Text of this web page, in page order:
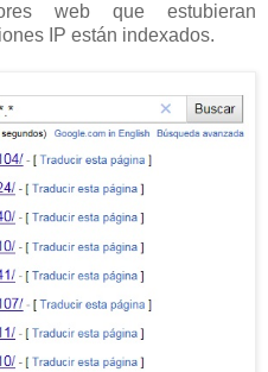
web que estubieran
IP están indexados.